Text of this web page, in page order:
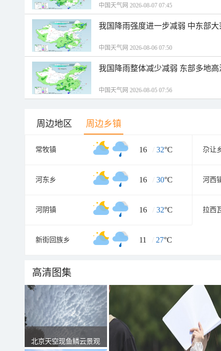
中国天气网 2026-08-07 07:45
我国降雨强度进一步减弱 中东部
中国天气网 2026-08-06 07:50
我国降雨整体减少减弱 东部多地
中国天气网 2026-08-05 07:56
周边地区 周边乡镇
常牧镇 16 / 32°C 尕让
河东乡 16 / 30°C 河西
河阴镇 16 / 32°C 拉西
新街回族乡 11 / 27°C
高清图集
北京天空现鱼鳞云景观